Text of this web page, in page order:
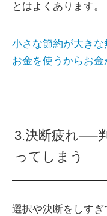
とはよくあります。
小さな節約が大き
お金を使うからお金
3.決断疲れ──
ってしまう
選択や決断をしす